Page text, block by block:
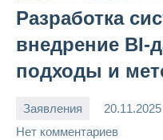
Разработка
внедрение BI-
подходы и
Заявления 20.11.2025
Нет комментариев